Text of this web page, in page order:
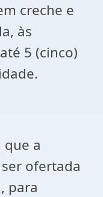
creche e
às
5 (cinco)
que a
ofertada
para